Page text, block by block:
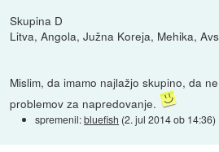
Skupina D
Litva, Angola, Južna Koreja, Mehika,
Mislim, da imamo najlažjo skupino, da
problemov za napredovanje.
spremenil:bluefish (2. jul 2014 ob 14:36)